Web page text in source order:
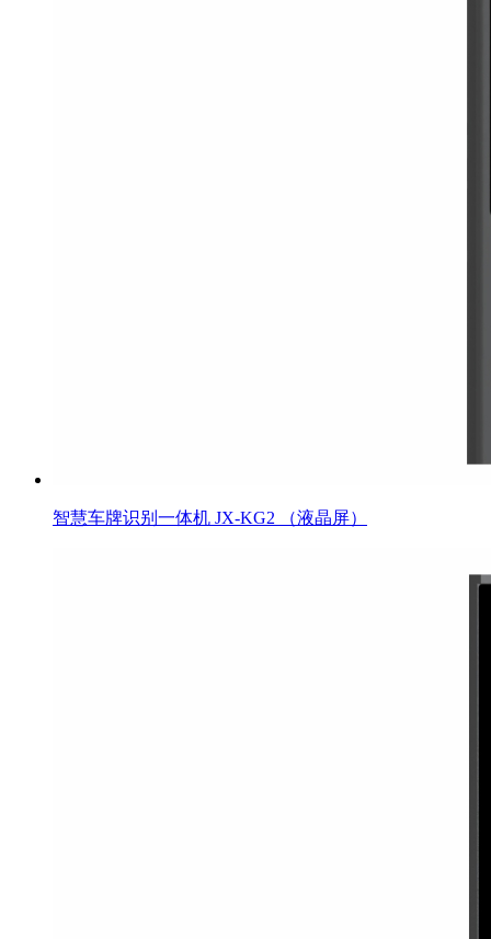
智慧车牌识别一体机 JX-KG2 （液晶屏）